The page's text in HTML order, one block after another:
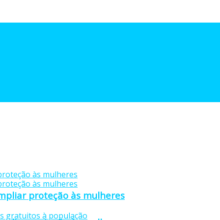
proteção às mulheres